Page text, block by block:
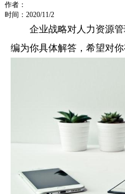
作者：
时间：2020/11/2
企业战略对人力资源
编为你具体解答，希望对你